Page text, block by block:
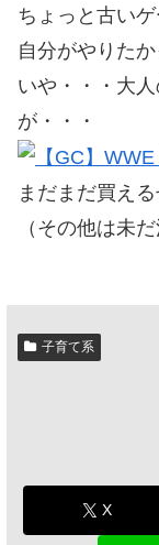
ちょっと古い
自分がやりた
いや・・・大
が・・・
まだまだ買え
（その他は未
子育て系
X